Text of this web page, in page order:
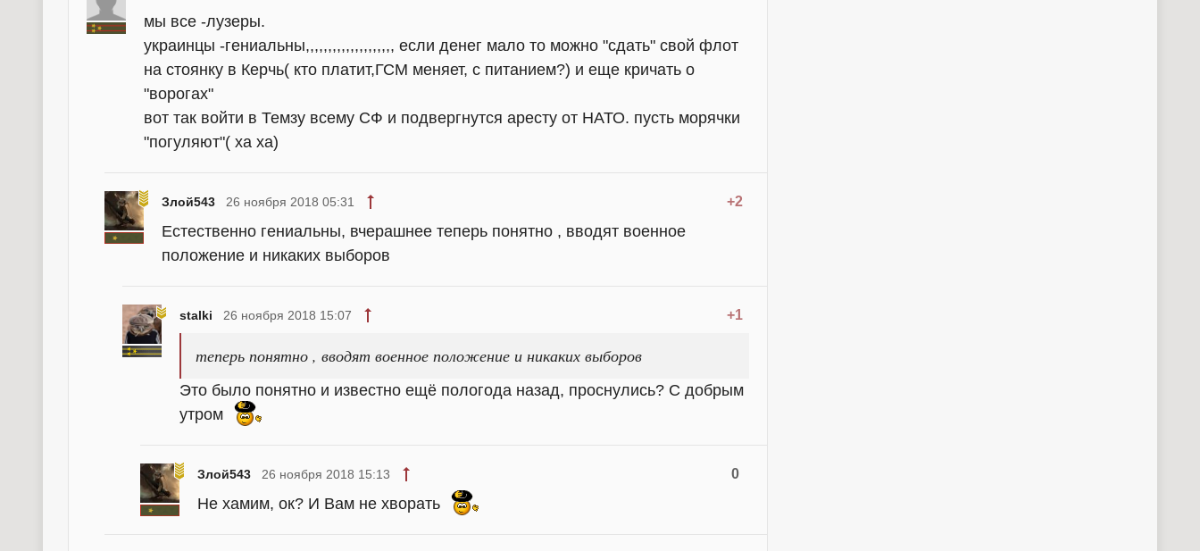
мы все -лузеры.
украинцы -гениальны,,,,,,,,,,,,,,,,,,,, если денег мало то можно "сдать" свой флот
на стоянку в Керчь( кто платит,ГСМ меняет, с питанием?) и еще кричать о
"ворогах"
вот так войти в Темзу всему СФ и подвергнутся аресту от НАТО. пусть морячки
"погуляют"( ха ха)
Злой543 +2
26 ноября 2018 05:31
Естественно гениальны, вчерашнее теперь понятно , вводят военное
положение и никаких выборов
stalki +1
26 ноября 2018 15:07
теперь понятно , вводят военное положение и никаких выборов
Это было понятно и известно ещё пологода назад, проснулись? С добрым
утром
Злой543 0
26 ноября 2018 15:13
Не хамим, ок? И Вам не хворать